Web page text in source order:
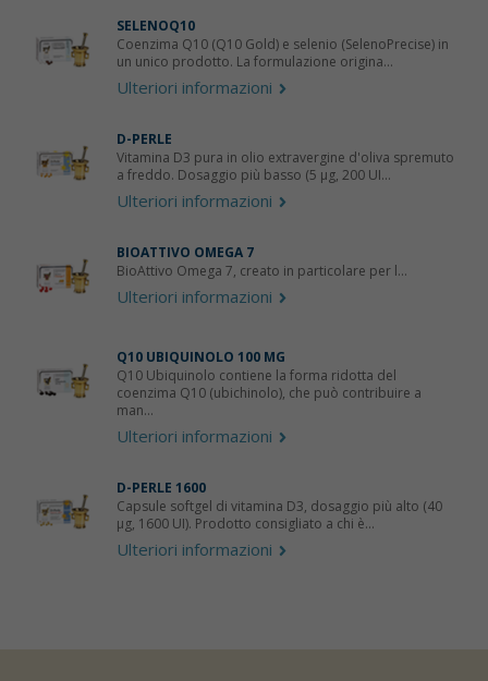
SELENOQ10
Coenzima Q10 (Q10 Gold) e selenio (SelenoPrecise) in
un unico prodotto. La formulazione origina...
Ulteriori informazioni
D-PERLE
Vitamina D3 pura in olio extravergine d'oliva spremuto
a freddo. Dosaggio più basso (5 µg, 200 UI...
Ulteriori informazioni
BIOATTIVO OMEGA 7
BioAttivo Omega 7, creato in particolare per l...
Ulteriori informazioni
Q10 UBIQUINOLO 100 MG
Q10 Ubiquinolo contiene la forma ridotta del
coenzima Q10 (ubichinolo), che può contribuire a
man...
Ulteriori informazioni
D-PERLE 1600
Capsule softgel di vitamina D3, dosaggio più alto (40
µg, 1600 UI). Prodotto consigliato a chi è...
Ulteriori informazioni